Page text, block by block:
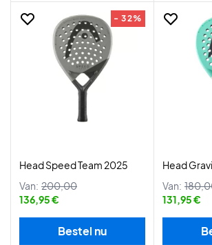
- 32%
Head Speed Team 2025
Van: 200,00
136,95 €
Bestel nu
Head
Van:
131,95 €